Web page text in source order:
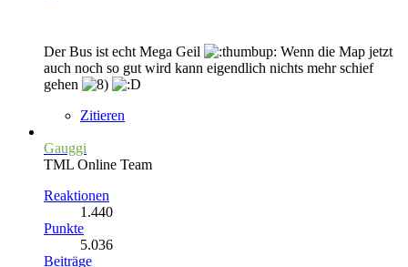
Der Bus ist echt Mega Geil
Wenn die Map jetzt
auch noch so gut wird kann eigendlich nichts mehr schief
gehen
Zitieren
Gauggi
TML Online Team
Reaktionen
1.440
Punkte
5.036
Beiträge